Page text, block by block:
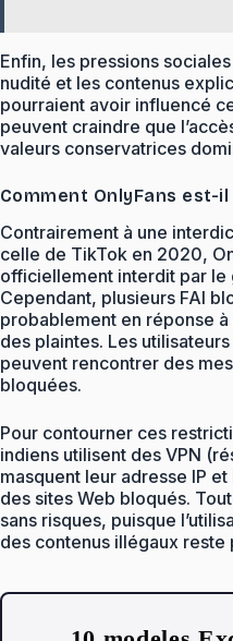
Enfin, les pressions
nudité et les contenus
pourraient avoir influencé
peuvent craindre que
valeurs conservatrices
Comment OnlyFans est-il
Contrairement à une
celle de TikTok en 2020,
officiellement interdit par le
Cependant, plusieurs FAI
probablement en réponse
des plaintes. Les
peuvent rencontrer des
bloquées.
Pour contourner ces
indiens utilisent des VPN
masquent leur adresse IP
des sites Web bloqués.
sans risques, puisque
des contenus illégaux reste